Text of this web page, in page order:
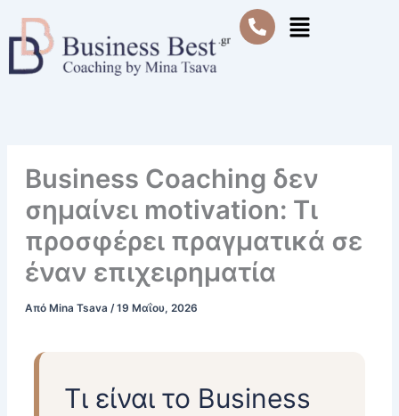
περιεχόμενο
Μενού
Business Coaching δεν
σημαίνει motivation: Τι
προσφέρει πραγματικά σε
έναν επιχειρηματία
Από Mina Tsava /19 Μαΐου, 2026
Τι είναι το Business